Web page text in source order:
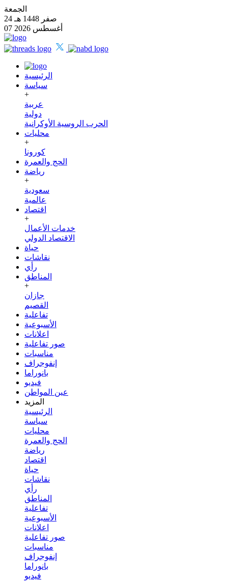
الجمعة
24 صفر 1448 هـ
07 أغسطس 2026
الرئيسية
سياسة
+
عربية
دولية
الحرب الروسية الأوكرانية
محليات
+
كورونا
الحج والعمرة
رياضة
+
سعودية
عالمية
اقتصاد
+
خدمات الأعمال
الاقتصاد الدولي
حياة
نقاشات
رأي
المناطق
+
جازان
القصيم
تفاعلية
الأسبوعية
اعلانات
صور تفاعلية
مناسبات
إنفوجراف
بانوراما
فيديو
عين المواطن
المزيد
الرئيسية
سياسة
محليات
الحج والعمرة
رياضة
اقتصاد
حياة
نقاشات
رأي
المناطق
تفاعلية
الأسبوعية
اعلانات
صور تفاعلية
مناسبات
إنفوجراف
بانوراما
فيديو